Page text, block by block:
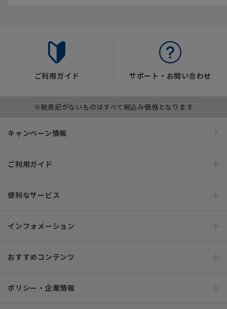
ご利用ガイド サポート・お問い合わせ
※税表記がないものはすべて税込み価格となります
キャンペーン情報
ご利用ガイド
便利なサービス
インフォメーション
おすすめコンテンツ
ポリシー・企業情報